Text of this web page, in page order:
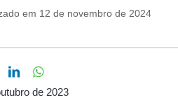
em 12 de novembro de 2024
de 2023